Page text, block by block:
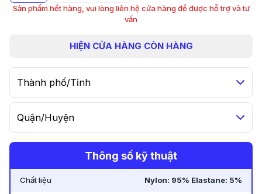
Sản phẩm hết hàng, vui lòng liên hệ cửa hàng để được hỗ trợ và tư
vấn
HIỆN CỬA HÀNG CÒN HÀNG
Thành phố/Tỉnh
Quận/Huyện
Thông số kỹ thuật
Chất liệu Nylon: 95% Elastane: 5%